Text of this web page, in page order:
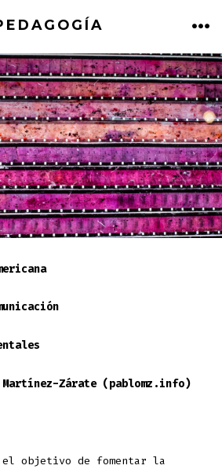
Zárate (pablomz.info)
objetivo de fomentar la